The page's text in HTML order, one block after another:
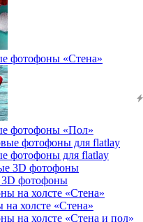
фотофоны «Стена»
фотофоны «Пол»
фотофоны для flatlay
фотофоны
холсте «Стена»